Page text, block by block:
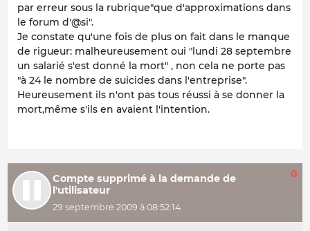
par erreur sous la rubrique"que d'approximations dans
le forum d'@si".
Je constate qu'une fois de plus on fait dans le manque
de rigueur: malheureusement oui "lundi 28 septembre
un salarié s'est donné la mort" , non cela ne porte pas
"à 24 le nombre de suicides dans l'entreprise".
Heureusement ils n'ont pas tous réussi à se donner la
mort,même s'ils en avaient l'intention.
Compte supprimé à la demande de
l'utilisateur
29 septembre 2009 à 08:52:14
0